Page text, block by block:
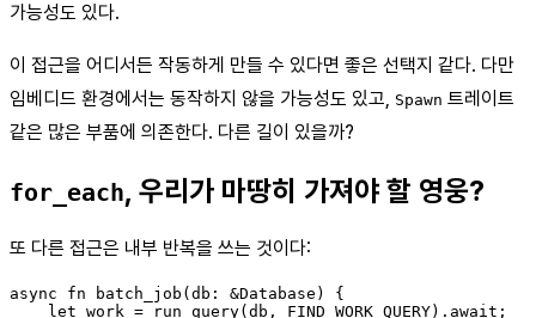
가능성도 있다.
이 접근을 어디서든 작동하게 만들 수 있다면 좋은 선택지 같다. 다만
임베디드 환경에서는 동작하지 않을 가능성도 있고, Spawn 트레이트
같은 많은 부품에 의존한다. 다른 길이 있을까?
for_each, 우리가 마땅히 가져야 할 영웅?
또 다른 접근은 내부 반복을 쓰는 것이다:
async fn batch_job(db: &Database) {
    let work = run_query(db, FIND_WORK_QUERY).await;